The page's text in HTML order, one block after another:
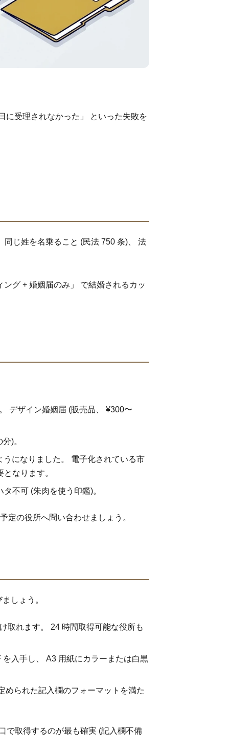
に受理されなかった」 といった失敗を
じ姓を名乗ること (民法 750 条)、 法
グ + 婚姻届のみ」 で結婚されるカッ
デザイン婚姻届 (販売品、 ¥300〜
)。
になりました。 電子化されている市
なります。
不可 (朱肉を使う印鑑)。
定の役所へ問い合わせましょう。
しょう。
取れます。 24 時間取得可能な役所も
入手し、 A3 用紙にカラーまたは白黒
められた記入欄のフォーマットを満た
で取得するのが最も確実 (記入欄不備